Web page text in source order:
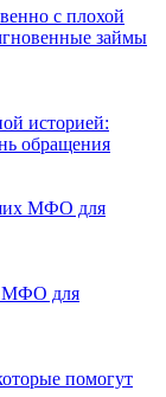
с плохой
займы
историей:
обращения
МФО для
МФО для
помогут